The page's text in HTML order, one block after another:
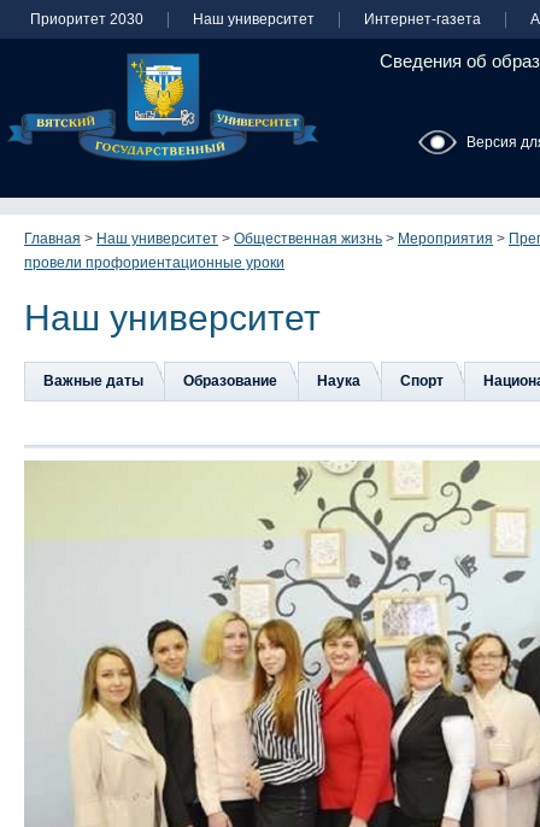
Приоритет 2030 Наш университет Интернет-газета
Сведения об
Версия
Главная > Наш университет > Общественная жизнь > Мероприятия >
провели профориентационные уроки
Наш университет
Важные даты Образование Наука Спорт